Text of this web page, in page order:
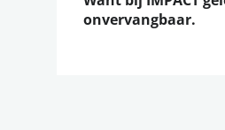
onvervangbaar.